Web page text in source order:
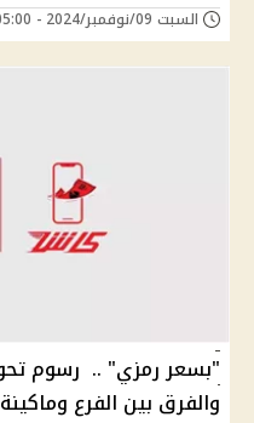
السبت 09/نوفمبر/2024 - 05:00 ص
والفرق بين الفرع وماكينة ATM